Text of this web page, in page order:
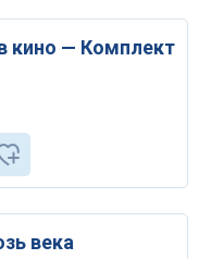
кино — Комплект
века